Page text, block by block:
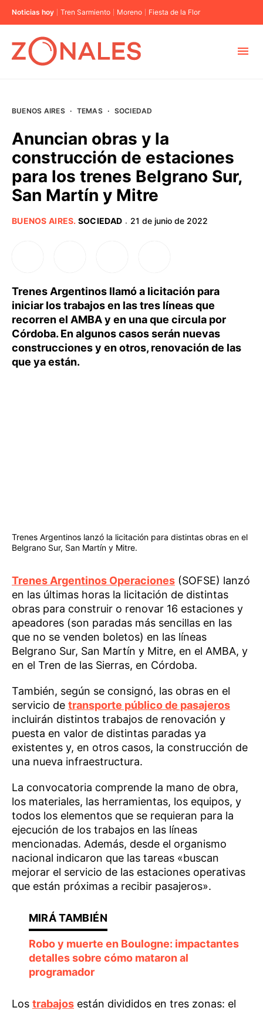
Noticias hoy Tren Sarmiento Moreno Fiesta de la Flor
BUENOS AIRES
PROVINCIAS
BUENOS AIRES · TEMAS · SOCIEDAD
Anuncian obras y la
construcción de estaciones
para los trenes Belgrano Sur,
San Martín y Mitre
BUENOS AIRES. SOCIEDAD · 21 de junio de 2022
Trenes Argentinos llamó a licitación para
iniciar los trabajos en las tres líneas que
recorren el AMBA y en una que circula por
Córdoba. En algunos casos serán nuevas
construcciones y en otros, renovación de las
que ya están.
Trenes Argentinos lanzó la licitación para distintas obras en el
Belgrano Sur, San Martín y Mitre.
Trenes Argentinos Operaciones (SOFSE) lanzó
en las últimas horas la licitación de distintas
obras para construir o renovar 16 estaciones y
apeadores (son paradas más sencillas en las
que no se venden boletos) en las líneas
Belgrano Sur, San Martín y Mitre, en el AMBA, y
en el Tren de las Sierras, en Córdoba.
También, según se consignó, las obras en el
servicio de transporte público de pasajeros
incluirán distintos trabajos de renovación y
puesta en valor de distintas paradas ya
existentes y, en otros casos, la construcción de
una nueva infraestructura.
La convocatoria comprende la mano de obra,
los materiales, las herramientas, los equipos, y
todos los elementos que se requieran para la
ejecución de los trabajos en las líneas
mencionadas. Además, desde el organismo
nacional indicaron que las tareas «buscan
mejorar el servicio de las estaciones operativas
que están próximas a recibir pasajeros».
Robo y muerte en Boulogne: impactantes
detalles sobre cómo mataron al
programador
Los trabajos están divididos en tres zonas: el